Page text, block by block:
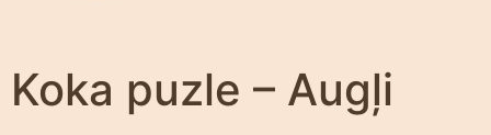
Koka puzle – Augļi